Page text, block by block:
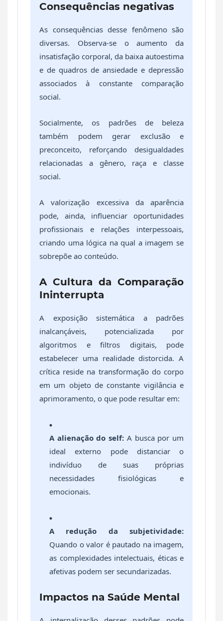
Consequências negativas
As consequências desse fenômeno são
diversas. Observa-se o aumento da
insatisfação corporal, da baixa autoestima
e de quadros de ansiedade e depressão
associados à constante comparação
social.
Socialmente, os padrões de beleza
também podem gerar exclusão e
preconceito, reforçando desigualdades
relacionadas a gênero, raça e classe
social.
A valorização excessiva da aparência
pode, ainda, influenciar oportunidades
profissionais e relações interpessoais,
criando uma lógica na qual a imagem se
sobrepõe ao conteúdo.
A Cultura da Comparação
Ininterrupta
A exposição sistemática a padrões
inalcançáveis, potencializada por
algoritmos e filtros digitais, pode
estabelecer uma realidade distorcida. A
crítica reside na transformação do corpo
em um objeto de constante vigilância e
aprimoramento, o que pode resultar em:
A alienação do self: A busca por um
ideal externo pode distanciar o
indivíduo de suas próprias
necessidades fisiológicas e
emocionais.
A redução da subjetividade:
Quando o valor é pautado na imagem,
as complexidades intelectuais, éticas e
afetivas podem ser secundarizadas.
Impactos na Saúde Mental